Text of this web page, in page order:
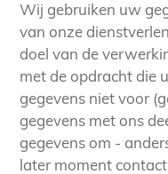
Wij gebruiken uw
van onze
doel van de
met de opdracht die
gegevens niet voor
gegevens met ons
gegevens om -
later moment